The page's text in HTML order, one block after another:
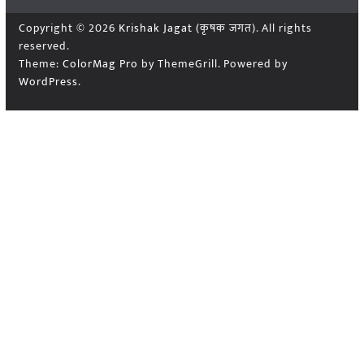
Copyright © 2026 Krishak Jagat (कृषक जगत). All rights
reserved.
Theme: ColorMag Pro by ThemeGrill. Powered by
WordPress.